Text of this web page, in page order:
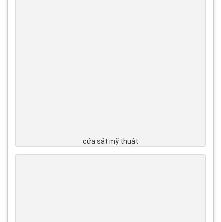
cửa sắt mỹ thuật